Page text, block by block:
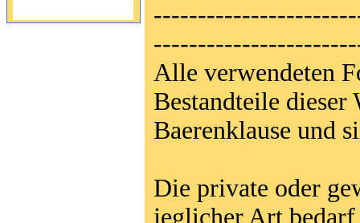
Alle verwendeten
Bestandteile
Baerenklause und
Die private oder
jeglicher Art